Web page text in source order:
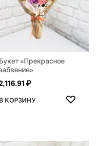
В ИЗБРАННОЕ
Букет «Прекрасное
₽
В КОРЗИНУ ♡